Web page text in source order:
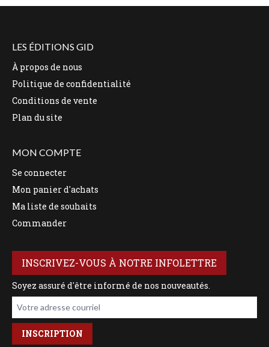
LES ÉDITIONS GID
À propos de nous
Politique de confidentialité
Conditions de vente
Plan du site
MON COMPTE
Se connecter
Mon panier d'achats
Ma liste de souhaits
Commander
INSCRIVEZ-VOUS À NOTRE INFOLETTRE
Soyez assuré d'être informé de nos nouveautés.
Votre adresse courriel